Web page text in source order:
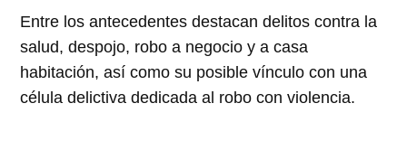
Entre los antecedentes destacan delitos contra la
salud, despojo, robo a negocio y a casa
habitación, así como su posible vínculo con una
célula delictiva dedicada al robo con violencia.